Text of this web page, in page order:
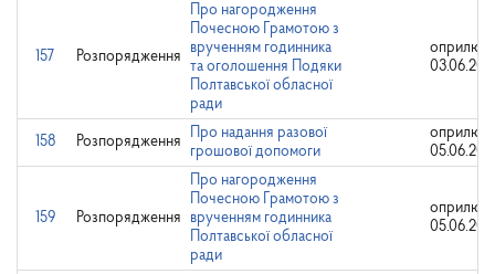
157 Розпорядження
Про нагородження
Почесною Грамотою з
врученням годинника
та оголошення Подяки
Полтавської обласної
ради
158 Розпорядження
Про надання разової
грошової допомоги
159 Розпорядження
Про нагородження
Почесною Грамотою з
врученням годинника
Полтавської обласної
ради